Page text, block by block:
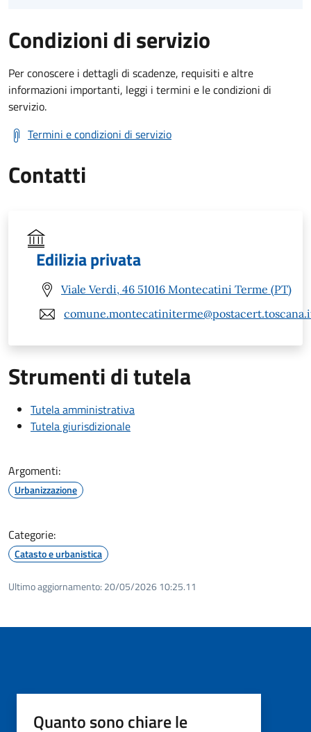
Condizioni di servizio
Per conoscere i dettagli di scadenze, requisiti e altre
informazioni importanti, leggi i termini e le condizioni di
servizio.
Termini e condizioni di servizio
Contatti
Edilizia privata
Viale Verdi, 46 51016 Montecatini Terme (PT)
Strumenti di tutela
Tutela amministrativa
Tutela giurisdizionale
Argomenti:
Urbanizzazione
Categorie:
Catasto e urbanistica
Ultimo aggiornamento: 20/05/2026 10:25.11
Quanto sono chiare le